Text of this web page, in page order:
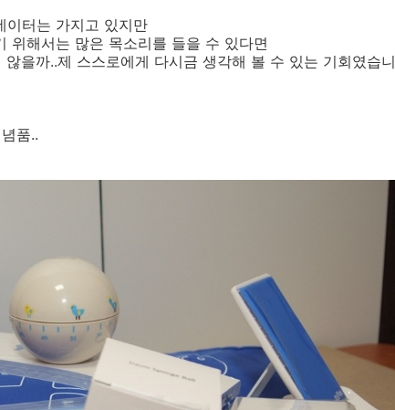
이터는 가지고 있지만
위해서는 많은 목소리를 들을 수 있다면
을까..제 스스로에게 다시금 생각해 볼 수 있는 기회였습니
품..